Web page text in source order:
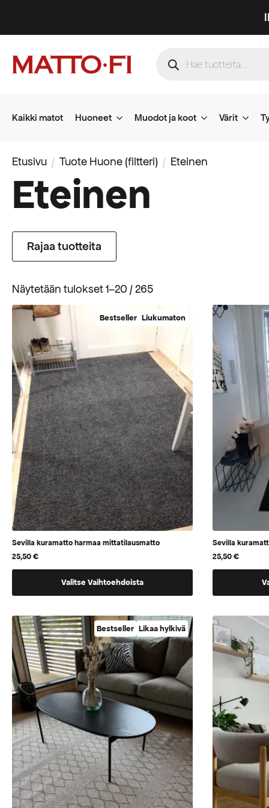
search
Kaikki matot Huoneet Muodot ja koot Värit
Etusivu Tuote Huone (filtteri) Eteinen
Eteinen
Rajaa tuotteita
Näytetään tulokset 1–20 / 265Suosituimmat
ensin
Bestseller Liukumaton
Sevilla kuramatto harmaa mittatilausmatto
25,50€
Valitse Vaihtoehdoista
tuotteella
vaihtoehtoja,
jotka
voidaan
valita
tuotteen
sivulla
Sevilla
25,50€
tuotteella
vaihtoehtoja,
jotka
voidaan
tuotteen
sivulla
Bestseller Likaa hylkivä